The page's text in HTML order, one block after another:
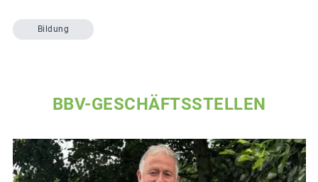
Bildung
BBV-GESCHÄFTSSTELLEN